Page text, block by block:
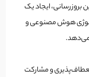
بروزرسانی، ایجاد یک
هوش مصنوعی و
می‌دهد.
و مشارکت